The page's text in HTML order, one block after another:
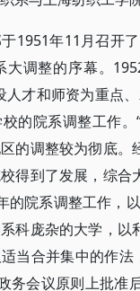
1951年11月召开
大调整的序幕。
人才和师资为重点
的院系调整工作
的调整较为彻底
得到了发展，综
的院系调整工作，
科庞杂的大学，以
当合并集中的作
务会议原则上批准